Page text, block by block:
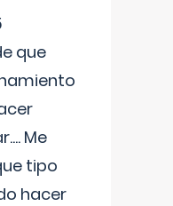
que
Me
tipo
hacer